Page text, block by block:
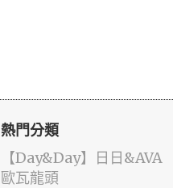
熱門分類
️【Day&Day】️日日&AVA
歐瓦龍頭